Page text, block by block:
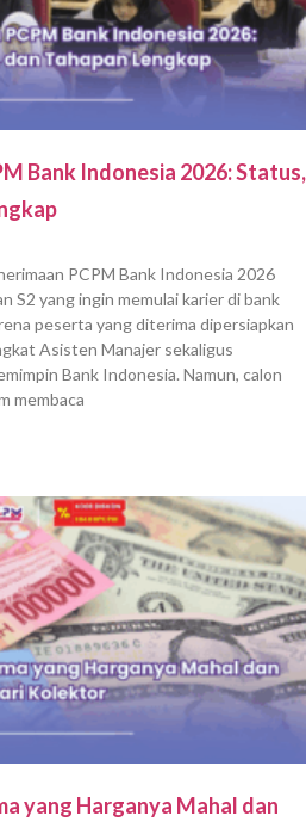
Bank Indonesia 2026: Status,
PCPM Bank Indonesia 2026
S2 yang ingin memulai karier di bank
peserta yang diterima dipersiapkan
Asisten Manajer sekaligus
Bank Indonesia. Namun, calon
membaca
yang Harganya Mahal dan